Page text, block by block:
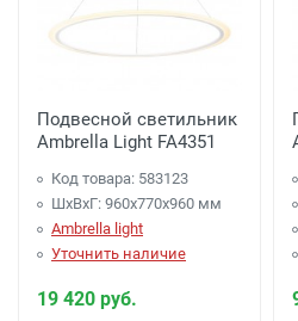
Подвесной светильник
Ambrella Light FA4351
Код товара: 583123
ШхВхГ: 960x770x960 мм
Ambrella light
Уточнить наличие
19 420 руб.